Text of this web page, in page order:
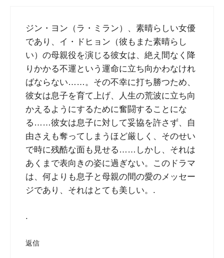
ジン・ヨン（ラ・ミラン）、素晴らしい女優
であり、イ・ドヒョン（彼もまた素晴らし
い）の母親役を演じる彼女は、絶え間なく降
りかかる不運という運命に立ち向かわなけれ
ばならない……。その不幸に打ち勝つため、
彼女は息子を育て上げ、人生の荒波に立ち向
かえるようにするために奮闘することにな
る……彼女は息子に対して妥協を許さず、自
由さえも奪ってしまうほど厳しく、そのせい
で時に残酷な面も見せる……しかし、それは
あくまで表向きの姿に過ぎない。このドラマ
は、何よりも息子と母親の間の愛のメッセー
ジであり、それはとても美しい。.
.
返信